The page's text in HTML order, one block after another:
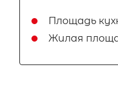
Площадь
Жилая